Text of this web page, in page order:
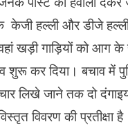
केजी हल्ली और डीजे
खड़ी गाड़ियों को आग के
शुरू कर दिया। बचाव में
लिखे जाने तक दो
विवरण की प्रतीक्षा